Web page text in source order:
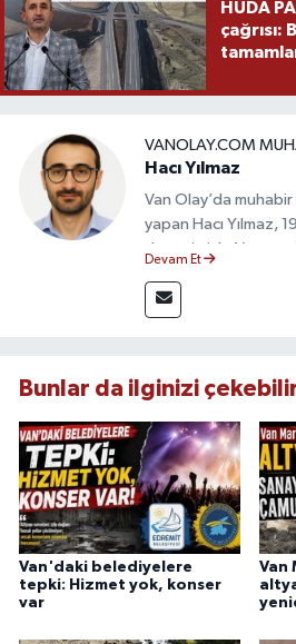
HÜDA
çağrısı:
VANOLAY.COM
Hacı Yılmaz
Van Olay’da
yapan Hacı Yılmaz,
deneyimiyle Van
takip etmektedir.
Yılmaz, tarafsızlık,
bilgilendirmektedir.
Devam Et
Bunlar da ilginizi
Van'daki belediyelere
tepki: Hizmet yok, konser
var
Van